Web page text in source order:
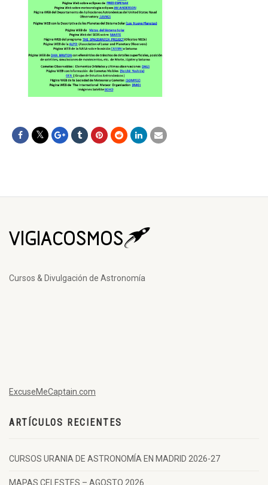
Cursos & Divulgación de Astronomía
ExcuseMeCaptain.com
ARTÍCULOS RECIENTES
CURSOS URANIA DE ASTRONOMÍA EN MADRID 2026-27
MAPAS CELESTES – AGOSTO 2026